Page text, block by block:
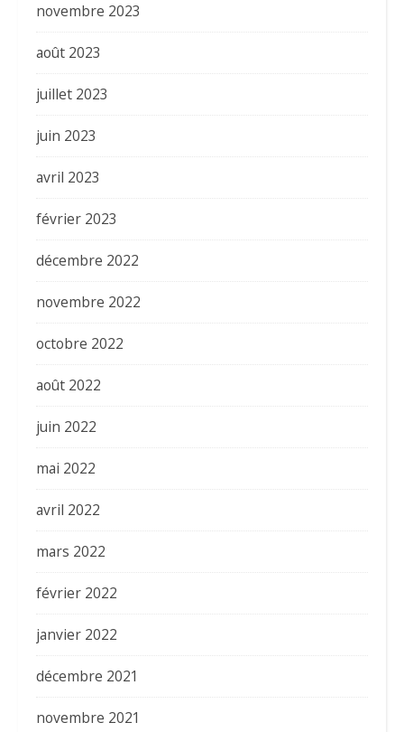
novembre 2023
août 2023
juillet 2023
juin 2023
avril 2023
février 2023
décembre 2022
novembre 2022
octobre 2022
août 2022
juin 2022
mai 2022
avril 2022
mars 2022
février 2022
janvier 2022
décembre 2021
novembre 2021